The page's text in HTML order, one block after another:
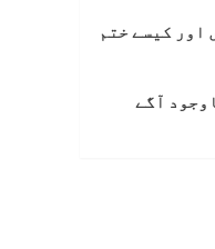
اور کیسے ختم
آگے